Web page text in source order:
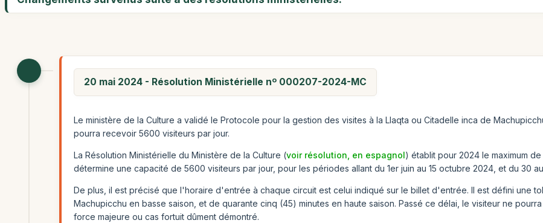
20 mai 2024 - Résolution Ministérielle nº 000207-2024-MC
Le ministère de la Culture a validé le Protocole pour la gestion des visites à la Llaqta ou Citadelle inca de
pourra recevoir 5600 visiteurs par jour.
La Résolution Ministérielle du Ministère de la Culture (voir résolution, en espagnol) établit pour 2024 le maximum
détermine une capacité de 5600 visiteurs par jour, pour les périodes allant du 1er juin au 15 octubre 2024, et du 30
De plus, il est précisé que l'horaire d'entrée à chaque circuit est celui indiqué sur le billet d'entrée. Il est défini une
Machupicchu en basse saison, et de quarante cinq (45) minutes en haute saison. Passé ce délai, le visiteur ne
force majeure ou cas fortuit dûment démontré.